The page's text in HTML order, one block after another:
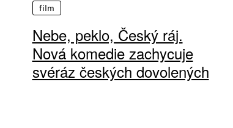
film
Nebe, peklo, Český ráj.
Nová komedie zachycuje
svéráz českých dovolených